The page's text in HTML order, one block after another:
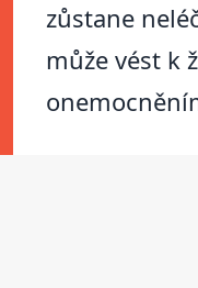
zůstane
může vést k